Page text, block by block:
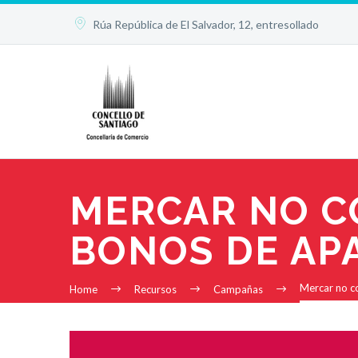

 Rúa República de El Salvador, 12, entresollado
MERCAR NO
BONOS DE
Home Recursos Campañas Mercar no